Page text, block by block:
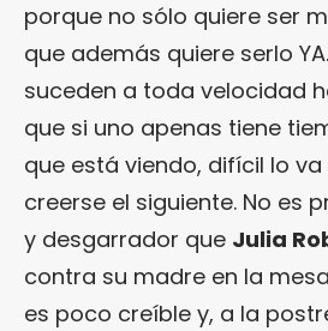
porque no sólo quiere ser
que además quiere serlo
suceden a toda velocidad
que si uno apenas tiene
que está viendo, difícil lo
creerse el siguiente. No es
y desgarrador que Julia
contra su madre en la
es poco creíble y, a la